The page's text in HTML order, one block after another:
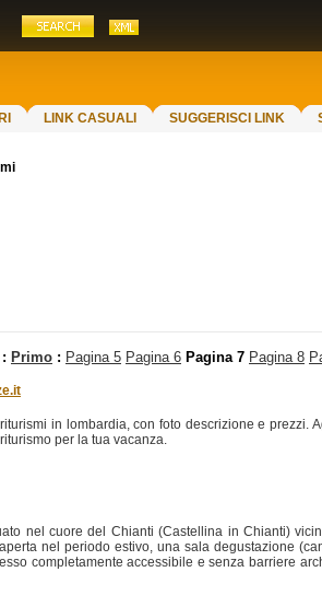
LINK CASUALI SUGGERISCI LINK
: Primo : Pagina 5 Pagina 6 Pagina 7 Pagina 8
in lombardia, con foto descrizione e prezzi.
per la tua vacanza.
nel cuore del Chianti (Castellina in Chianti)
nel periodo estivo, una sala degustazione
completamente accessibile e senza barriere